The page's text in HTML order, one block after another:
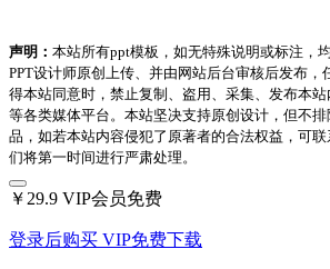
声明： 本站所有ppt模板，如无特殊说明或标注，
PPT设计师原创上传、并由网站后台审核后发布，
得本站同意时，禁止复制、盗用、采集、发布本
等各类媒体平台。本站坚决支持原创设计，但不
品，如若本站内容侵犯了原著者的合法权益，可
们将第一时间进行严肃处理。
￥29.9 VIP会员免费
登录后购买 VIP免费下载